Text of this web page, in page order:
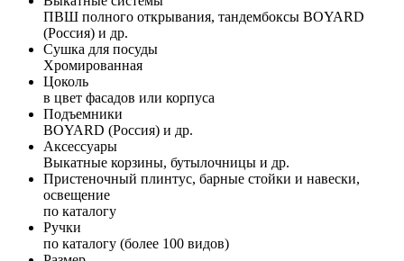
ПВШ полного открывания, тандембоксы BOYARD
(Россия) и др.
Сушка для посуды
Хромированная
Цоколь
в цвет фасадов или корпуса
Подъемники
BOYARD (Россия) и др.
Аксессуары
Выкатные корзины, бутылочницы и др.
Пристеночный плинтус, барные стойки и навески,
освещение
по каталогу
Ручки
по каталогу (более 100 видов)